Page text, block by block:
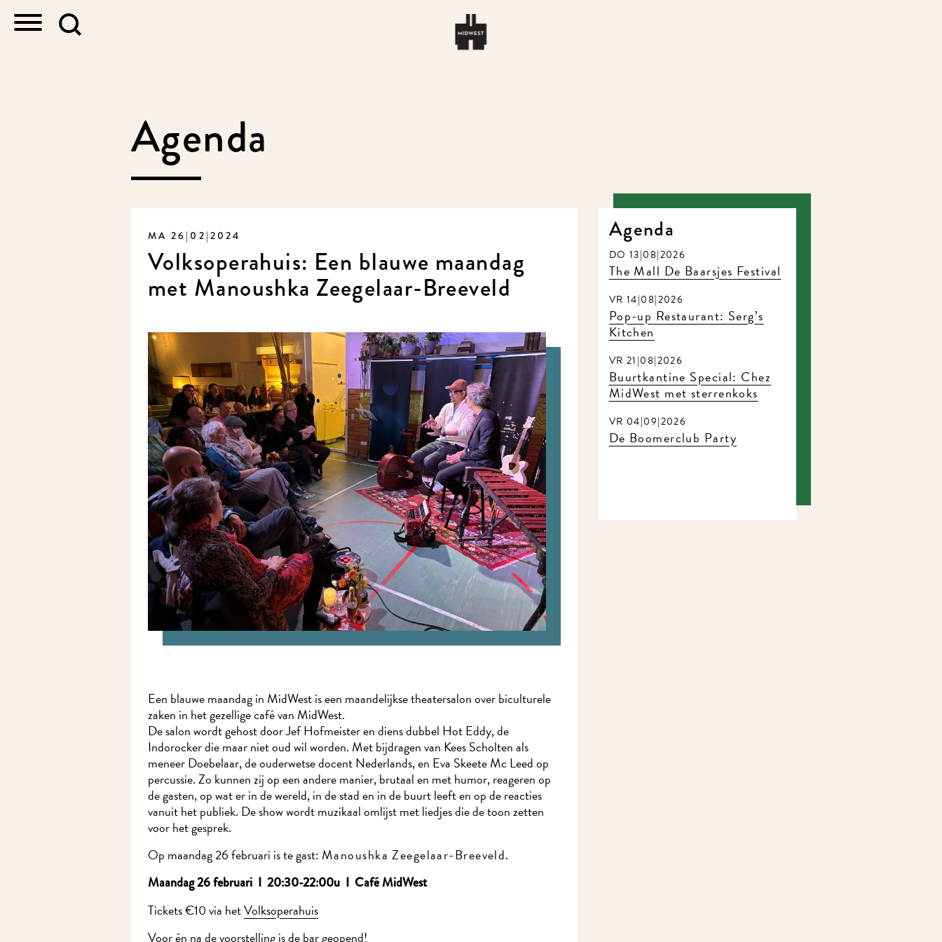
Agenda
MA 26|02|2024
Volksoperahuis: Een blauwe maandag
met Manoushka Zeegelaar-Breeveld
Een blauwe maandag in MidWest is een maandelijkse theatersalon over biculturele
zaken in het gezellige café van MidWest.
De salon wordt gehost door Jef Hofmeister en diens dubbel Hot Eddy, de
Indorocker die maar niet oud wil worden. Met bijdragen van Kees Scholten als
meneer Doebelaar, de ouderwetse docent Nederlands, en Eva Skeete Mc Leed op
percussie. Zo kunnen zij op een andere manier, brutaal en met humor, reageren op
de gasten, op wat er in de wereld, in de stad en in de buurt leeft en op de reacties
vanuit het publiek. De show wordt muzikaal omlijst met liedjes die de toon zetten
voor het gesprek.
Op maandag 26 februari is te gast: Manoushka Zeegelaar-Breeveld.
Maandag 26 februari I 20:30-22:00u I Café MidWest
Tickets €10 via hetVolksoperahuis
Voor én na de voorstelling is de bar geopend!
Agenda
DO 13|08|2026
The Mall De Baarsjes Festival
VR 14|08|2026
Pop-up Restaurant: Serg’s
Kitchen
VR 21|08|2026
Buurtkantine Special: Chez
MidWest met sterrenkoks
VR 04|09|2026
De Boomerclub Party